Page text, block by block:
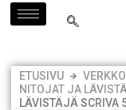
Siirry
sisältöön
ETUSIVU
NITOJAT JA
LÄVISTÄJÄ SCRIVA